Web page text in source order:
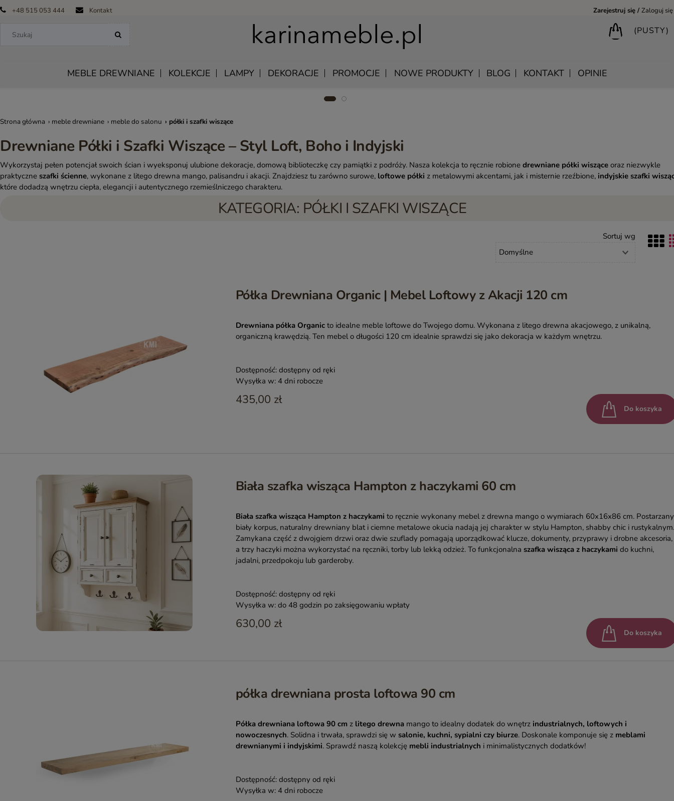
+48 515 053 444 Kontakt Zarejestruj się Zaloguj się
(PUSTY)
STRONA GŁÓWNAMEBLE DREWNIANE
KRZESŁA DREWNIANE
STOŁY DREWNIANE
STOLIKI KAWOWE
SZAFKI RTV DREWNIANE
PÓŁKI I SZAFKI WISZĄCE
FOTELE I SOFY SKÓRZANE
BARKI I MEBLE UNIKATOWE
SZAFKI NOCNE DREWNIANE
SZAFY DREWNIANE
KONSOLE DREWNIANE
WIESZAKI DREWNIANE
KOLEKCJE
SCRAPYARD | MEBLE INDUSTRIALNE I MEBLE LOFTOWE Z METALU
OFF ROAD | MEBLE INDUSTRIALNE ZE STAREGO DREWNA I
METALU
JUST FOR ME – MEBLE LOFTOWE I INDUSTRIALNE Z DREWNA
MEBLE Z PALISANDRU INDYJSKIEGO
MEBLE INDYJSKIE Z AKACJI
QUEEN – KLASYCZNE MEBLE DREWNIANE
HAMPTON ISLAND – MEBLE W STYLU HAMPTON
MEBLE BOHO SKANDYNAWSKIE – DREWNIANE
MONSOON – MEBLE RZEŹBIONE BOHO NOWOCZESNE
YASMIN – EGZOTYCZNE MEBLE DREWNIANE
INDIAN SUMMER – KOLOROWE MEBLE INDYJSKIE
BINDI – MEBLE ORIENTALNE ZŁOTE
LAMPY DEKORACJE PROMOCJE NOWE PRODUKTY BLOG KONTAKT OPINIE
Strona główna › meble drewniane › meble do salonu › półki i szafki wiszące
Drewniane Półki i Szafki Wiszące – Styl Loft, Boho i Indyjski
Wykorzystaj pełen potencjał swoich ścian i wyeksponuj ulubione dekoracje, domową biblioteczkę czy pamiątki z podróży. Nasza kolekcja to ręcznie robione drewniane półki wiszące oraz niezwykle
praktyczne szafki ścienne, wykonane z litego drewna mango, palisandru i akacji. Znajdziesz tu zarówno surowe, loftowe półki z metalowymi akcentami, jak i misternie rzeźbione, indyjskie szafki
które dodadzą wnętrzu ciepła, elegancji i autentycznego rzemieślniczego charakteru.
KATEGORIA: PÓŁKI I SZAFKI WISZĄCE
Sortuj wg
Półka Drewniana Organic | Mebel Loftowy z Akacji 120 cm
Drewniana półka Organicto idealne meble loftowe do Twojego domu. Wykonana z litego drewna akacjowego, z unikalną,
organiczną krawędzią. Ten mebel o długości 120 cm idealnie sprawdzi się jako dekoracja w każdym wnętrzu.
Dostępność: dostępny od ręki
Wysyłka w: 4 dni robocze
435,00 zł
Do koszyka
Biała szafka wisząca Hampton z haczykami 60 cm
Biała szafka wisząca Hampton z haczykami to ręcznie wykonany mebel z drewna mango o wymiarach 60x16x86 cm. Postarzany
biały korpus, naturalny drewniany blat i ciemne metalowe okucia nadają jej charakter w stylu Hampton, shabby chic i rustykalnym.
Zamykana część z dwojgiem drzwi oraz dwie szuflady pomagają uporządkować klucze, dokumenty, przyprawy i drobne akcesoria,
a trzy haczyki można wykorzystać na ręczniki, torby lub lekką odzież. To funkcjonalna szafka wisząca z haczykami do kuchni,
jadalni, przedpokoju lub garderoby.
Dostępność: dostępny od ręki
Wysyłka w: do 48 godzin po zaksięgowaniu wpłaty
630,00 zł
Do koszyka
półka drewniana prosta loftowa 90 cm
Półka drewniana loftowa 90 cmz litego drewna mango to idealny dodatek do wnętrz industrialnych, loftowych i
nowoczesnych. Solidna i trwała, sprawdzi się w salonie, kuchni, sypialni czy biurze. Doskonale komponuje się z meblami
drewnianymi i indyjskimi. Sprawdź naszą kolekcję mebli industrialnych i minimalistycznych dodatków!
Dostępność: dostępny od ręki
Wysyłka w: 4 dni robocze